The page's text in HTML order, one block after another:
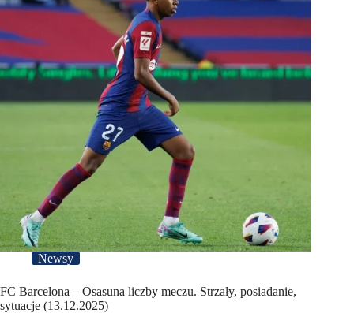
Newsy
FC Barcelona – Osasuna liczby meczu. Strzały, posiadanie,
sytuacje (13.12.2025)